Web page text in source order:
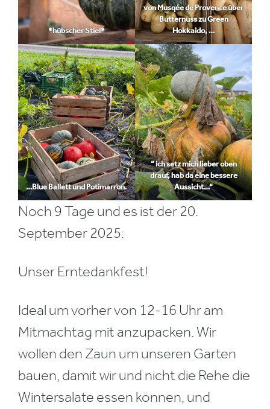
*hübscher Stiel*
von Musqée de Provence über
Butternuss zu Green
Hokkaido, …
…Blue Ballett und Potimarron.
“ ich setz mich lieber oben
drauf, hab da eine bessere
Aussicht…“
Noch 9 Tage und es ist der 20.
September 2025:
Unser Erntedankfest!
Ideal um vorher von 12-16 Uhr am
Mitmachtag mit anzupacken. Wir
wollen den Zaun um unseren Garten
bauen, damit wir und nicht die Rehe die
Wintersalate essen können, und